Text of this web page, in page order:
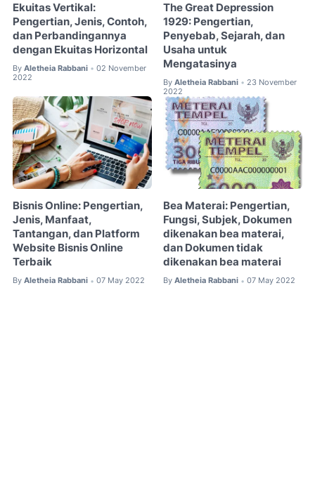
Ekuitas Vertikal:
Pengertian, Jenis, Contoh,
dan Perbandingannya
dengan Ekuitas Horizontal
By Aletheia Rabbani • 02 November
2022
The Great Depression
1929: Pengertian,
Penyebab, Sejarah, dan
Usaha untuk
Mengatasinya
By Aletheia Rabbani • 23 November
2022
Bisnis Online: Pengertian,
Jenis, Manfaat,
Tantangan, dan Platform
Website Bisnis Online
Terbaik
By Aletheia Rabbani • 07 May 2022
Bea Materai: Pengertian,
Fungsi, Subjek, Dokumen
dikenakan bea materai,
dan Dokumen tidak
dikenakan bea materai
By Aletheia Rabbani • 07 May 2022